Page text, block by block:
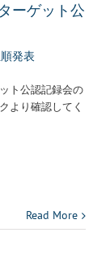
ーゲット公
発表
ト公認記録会の
より確認してく
Read More